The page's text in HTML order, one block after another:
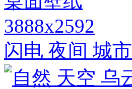
3888x2592
闪电 夜间 城